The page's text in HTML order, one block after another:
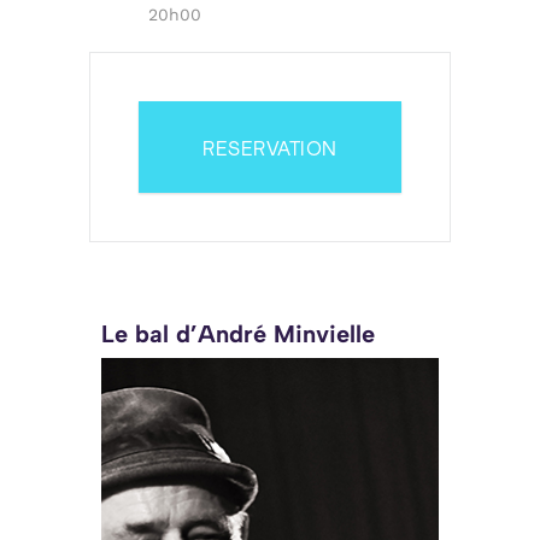
20h00
RESERVATION
Le bal d’André Minvielle